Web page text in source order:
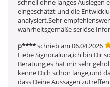
schnell ohne langes Auslegen
eingeschätzt und die
analysiert.Sehr
wahrheitsgemäße seriöse
p****schrieb am 06.04.2026
Liebe Signoraluna,ich bin Dir
Beratung,es hat mir sehr
kenne Dich schon lange,und
dass Deine Aussagen